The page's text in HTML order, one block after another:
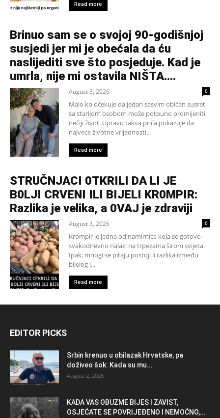
Read more
Brinuo sam se o svojoj 90-godišnjoj
susjedi jer mi je obećala da ću
naslijediti sve što posjeduje. Kad je
umrla, nije mi ostavila NIŠTA....
August 3, 2026 0
Malo ko očekuje da jedan sasvim običan susret
sa starijom osobom može potpuno promijeniti
nečiji život. Upravo takva priča pokazuje da
najveće životne vrijednosti...
Read more
STRUČNJACI 0TKRILI DA LI JE
B0LJI CRVENI ILI BIJELI KR0MPIR:
Razlika je velika, a 0VAJ je zdraviji
August 3, 2026 0
Krompir je jedna od namirnica koja se gotovo
svakodnevno nalazi na trpezama širom svijeta.
Ipak, mnogi se pitaju postoji li razlika između
bijelog i...
Read more
EDITOR PICKS
Srbin krenuo u obilazak Hrvatske, pa
doživeo šok: Kada su mu...
August 2, 2026
KADA VAS OBUZME BIJES I ZAVIST,
OSJEĆATE SE POVRIJEĐENO I NEMOĆNO,...